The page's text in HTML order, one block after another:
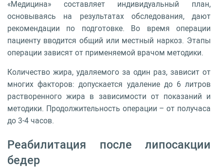
«Медицина» составляет индивидуальный план,
основываясь на результатах обследования, дают
рекомендации по подготовке. Во время операции
пациенту вводится общий или местный наркоз. Этапы
операции зависят от применяемой врачом методики.
Количество жира, удаляемого за один раз, зависит от
многих факторов: допускается удаление до 6 литров
растворенного жира в зависимости от показаний и
методики. Продолжительность операции – от получаса
до 3-4 часов.
Реабилитация после липосакции
бедер